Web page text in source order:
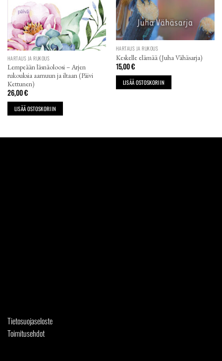
HARTAUS JA RUKOUS
Lempeään läsnäoloosi – Arjen
rukouksia aamuun ja iltaan (Päivi
Kettunen)
26,00€
LISÄÄ OSTOSKORIIN
HARTAUS JA RUKOUS
Keskelle elämää (Juha Vähäsarja)
15,00€
LISÄÄ OSTOSKORIIN
Tietosuojaseloste
Toimitusehdot